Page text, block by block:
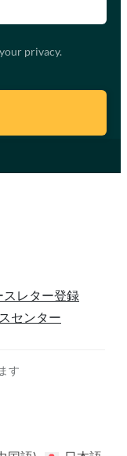
privacy.
スレター登録
センター
す